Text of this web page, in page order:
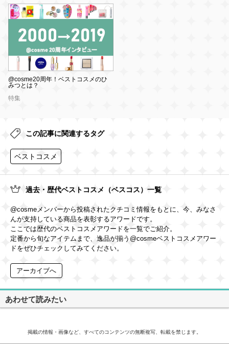
@cosme20周年！ベストコスメのひ
みつとは？
特集
この記事に関連するタグ
ベストコスメ
過去・歴代ベストコスメ（ベスコス）一覧
@cosmeメンバーから投稿されたクチコミ情報をもとに、今、みなさ
んが支持している商品を表彰するアワードです。
ここでは歴代のベストコスメアワードを一覧でご紹介。
定番から旬なアイテムまで、逸品が揃う@cosmeベストコスメアワー
ドをぜひチェックしてみてください。
アーカイブへ
あわせて読みたい
掲載の情報・画像など、すべてのコンテンツの無断複写、転載を禁じます。